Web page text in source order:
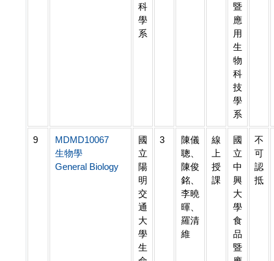
科
學
系
暨
應
用
生
物
科
技
學
系
9
MDMD10067
生物學
General Biology
國
立
陽
明
交
通
大
學
生
3
陳儀
聰、
陳俊
銘、
李曉
暉、
羅清
維
線
上
授
課
國
立
中
興
大
學
食
品
暨
不
可
認
抵